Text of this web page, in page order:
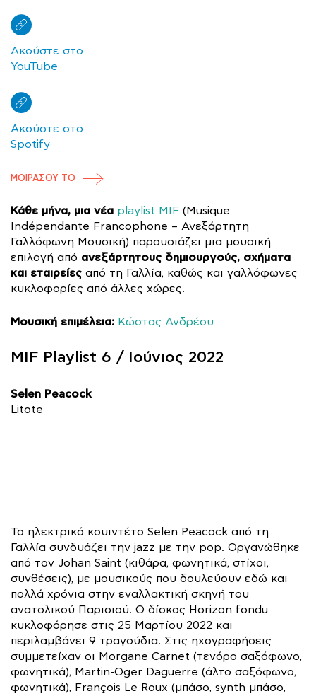
Κάθε μήνα, μια νέα playlist MIF (Musique
Indépendante Francophone – Ανεξάρτητη
Γαλλόφωνη Μουσική) παρουσιάζει μια μουσική
επιλογή από ανεξάρτητους δημιουργούς, σχήματα
και εταιρείες από τη Γαλλία, καθώς και γαλλόφωνες
κυκλοφορίες από άλλες χώρες.
Μουσική επιμέλεια: Κώστας Ανδρέου
MIF Playlist 6 / Ιούνιος 2022
Selen Peacock
Litote
Το ηλεκτρικό κουιντέτο Selen Peacock από τη
Γαλλία συνδυάζει την jazz με την pop. Οργανώθηκε
από τον Johan Saint (κιθάρα, φωνητικά, στίχοι,
συνθέσεις), με μουσικούς που δουλεύουν εδώ και
πολλά χρόνια στην εναλλακτική σκηνή του
ανατολικού Παρισιού. Ο δίσκος Horizon fondu
κυκλοφόρησε στις 25 Μαρτίου 2022 και
περιλαμβάνει 9 τραγούδια. Στις ηχογραφήσεις
συμμετείχαν οι Morgane Carnet (τενόρο σαξόφωνο,
φωνητικά), Martin-Oger Daguerre (άλτο σαξόφωνο,
φωνητικά), François Le Roux (μπάσο, synth μπάσο,
Ακούστε στο
YouTube
Ακούστε στο
Spotify
ΜΟΙΡΑΣΟΥ ΤΟ